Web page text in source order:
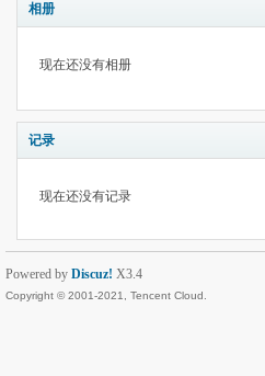
相册
现在还没有相册
记录
现在还没有记录
Powered by Discuz! X3.4
Copyright © 2001-2021, Tencent Cloud.